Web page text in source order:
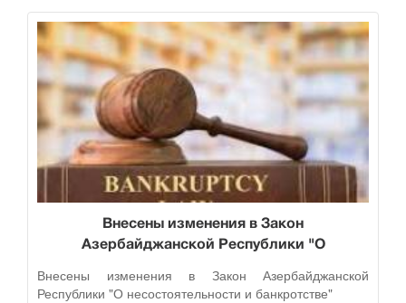
Внесены изменения в Закон
Азербайджанской Республики "О
Внесены изменения в Закон Азербайджанской
Республики "О несостоятельности и банкротстве"